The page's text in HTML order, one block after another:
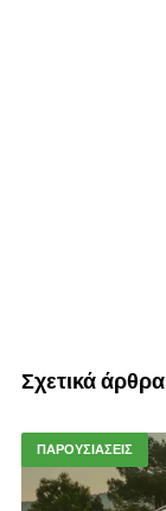
Σχετικά άρθρα
ΠΑΡΟΥΣΙΑΣΕΙΣ